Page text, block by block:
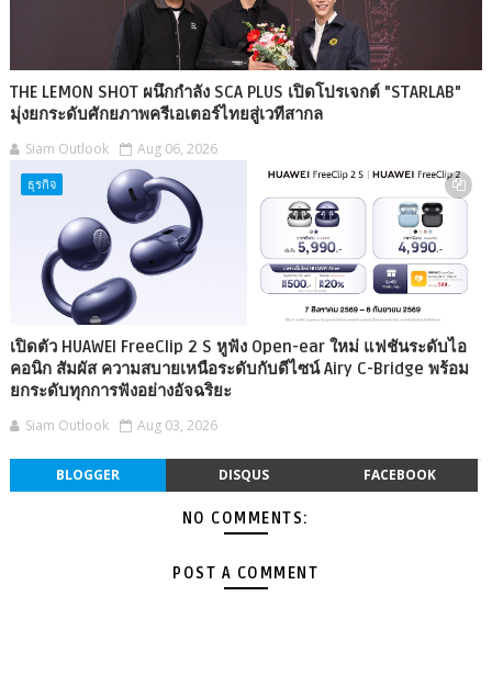
THE LEMON SHOT ผนึกกำลัง SCA PLUS เปิดโปรเจกต์ "STARLAB"
มุ่งยกระดับศักยภาพครีเอเตอร์ไทยสู่เวทีสากล
Siam Outlook Aug 06, 2026
ธุรกิจ
เปิดตัว HUAWEI FreeClip 2 S หูฟัง Open-ear ใหม่ แฟชันระดับไอ
คอนิก สัมผัส ความสบายเหนือระดับกับดีไซน์ Airy C-Bridge พร้อม
ยกระดับทุกการฟังอย่างอัจฉริยะ
Siam Outlook Aug 03, 2026
BLOGGER DISQUS FACEBOOK
NO COMMENTS:
POST A COMMENT